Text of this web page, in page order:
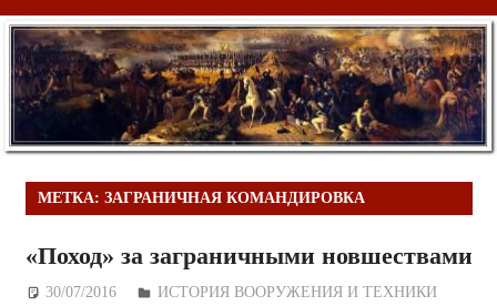
МЕТКА: ЗАГРАНИЧНАЯ КОМАНДИРОВКА
«Поход» за заграничными новшествами
30/07/2016 Дежурный по Редакции
ИСТОРИЯ ВООРУЖЕНИЯ И ТЕХНИКИ